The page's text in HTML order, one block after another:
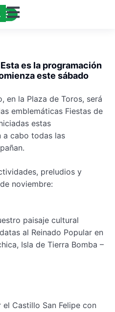
es la programación
este sábado
en la Plaza de Toros, será
emblemáticas Fiestas de
estas
a cabo todas las
preludios y
noviembre:
paisaje cultural
al Reinado Popular en
Isla de Tierra Bomba –
Castillo San Felipe con